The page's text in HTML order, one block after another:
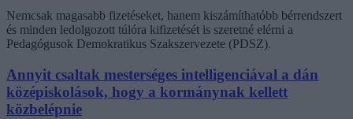
Nemcsak magasabb fizetéseket, hanem kiszámíthatóbb bérrendszert
és minden ledolgozott túlóra kifizetését is szeretné elérni a
Pedagógusok Demokratikus Szakszervezete (PDSZ).
Annyit csaltak mesterséges intelligenciával a dán
középiskolások, hogy a kormánynak kellett
közbelépnie